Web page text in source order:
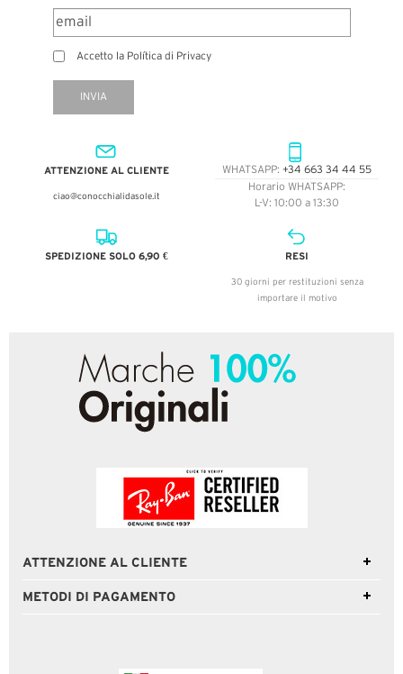
Accetto la Política di Privacy
INVIA
ATTENZIONE AL CLIENTE
ciao@conocchialidasole.it
WHATSAPP: +34 663 34 44 55
Horario WHATSAPP:
L-V: 10:00 a 13:30
SPEDIZIONE SOLO 6,90 € RESI
30 giorni per restituzioni senza
importare il motivo
ATTENZIONE AL CLIENTE
METODI DI PAGAMENTO